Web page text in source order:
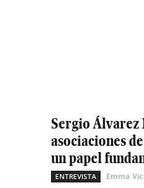
Sergio Álvarez
asociaciones
un papel
ENTREVISTA Emma